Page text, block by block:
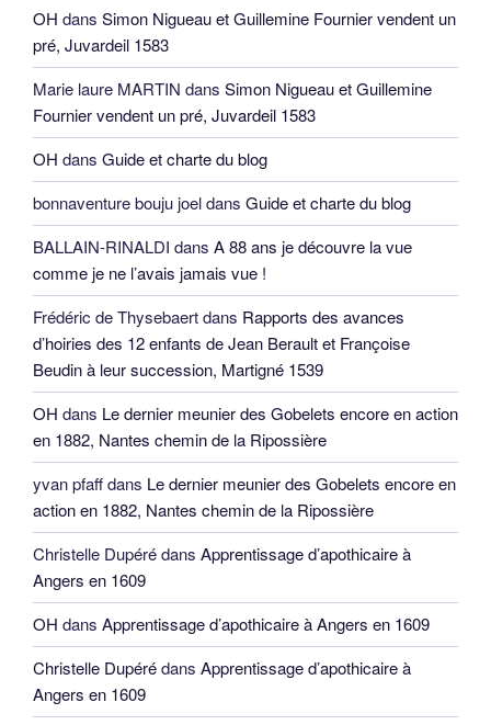
OH dans Simon Nigueau et Guillemine Fournier vendent un
pré, Juvardeil 1583
Marie laure MARTIN dans Simon Nigueau et Guillemine
Fournier vendent un pré, Juvardeil 1583
OH dans Guide et charte du blog
bonnaventure bouju joeldans Guide et charte du blog
BALLAIN-RINALDI dans A 88 ans je découvre la vue
comme je ne l’avais jamais vue !
Frédéric de Thysebaertdans Rapports des avances
d’hoiries des 12 enfants de Jean Berault et Françoise
Beudin à leur succession, Martigné 1539
OH dans Le dernier meunier des Gobelets encore en action
en 1882, Nantes chemin de la Ripossière
yvan pfaffdans Le dernier meunier des Gobelets encore en
action en 1882, Nantes chemin de la Ripossière
Christelle Dupérédans Apprentissage d’apothicaire à
Angers en 1609
OH dans Apprentissage d’apothicaire à Angers en 1609
Christelle Dupérédans Apprentissage d’apothicaire à
Angers en 1609